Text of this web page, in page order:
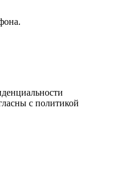
с политикой